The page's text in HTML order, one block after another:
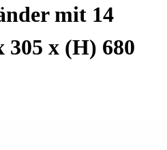
mit 14
305 x (H) 680